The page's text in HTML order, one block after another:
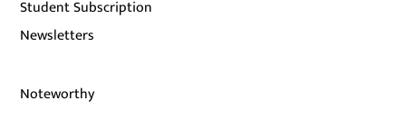
Student Subscription
Newsletters
Noteworthy